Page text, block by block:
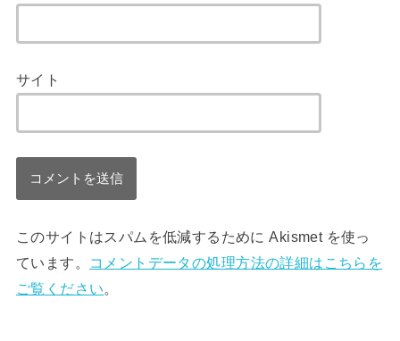
サイト
このサイトはスパムを低減するために Akismet を使っ
ています。
コメントデータの処理方法の詳細はこちらを
ご覧ください。